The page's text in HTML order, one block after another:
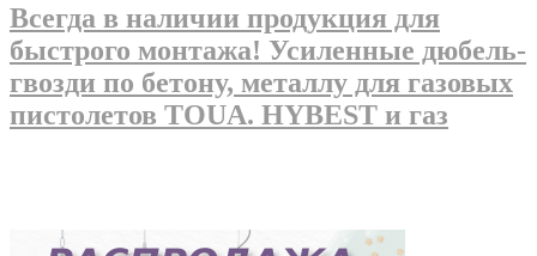
Всегда в наличии продукция для
быстрого монтажа! Усиленные дюбель-
гвозди по бетону, металлу для газовых
пистолетов TOUA. HYBEST и газ